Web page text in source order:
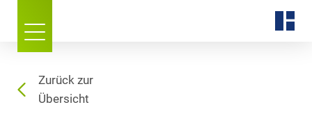
Zurück zur
Übersicht